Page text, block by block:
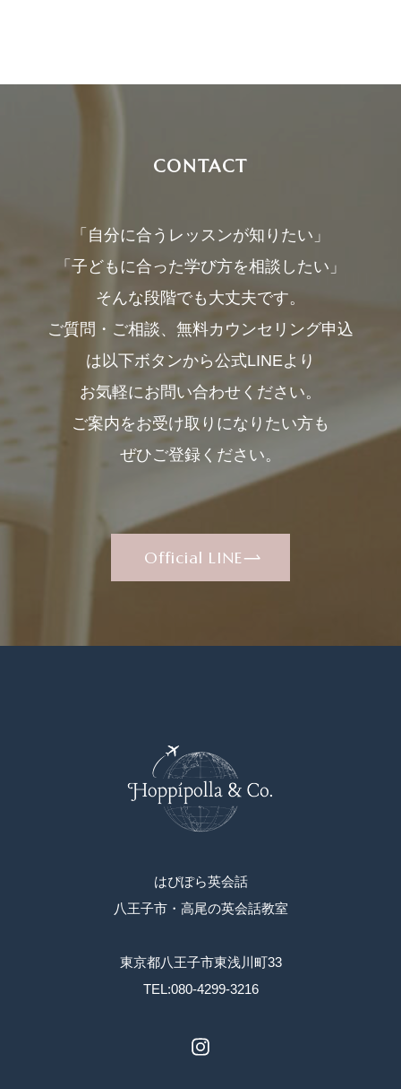
CONTACT
「自分に合うレッスンが知りたい」
「子どもに合った学び方を相談したい」
そんな段階でも大丈夫です。
ご質問・ご相談、無料カウンセリング申込
は以下ボタンから公式LINEより
お気軽にお問い合わせください。
ご案内をお受け取りになりたい方も
ぜひご登録ください。
Official LINE
はぴぽら英会話
八王子市・高尾の英会話教室
東京都八王子市東浅川町33
TEL:080-4299-3216